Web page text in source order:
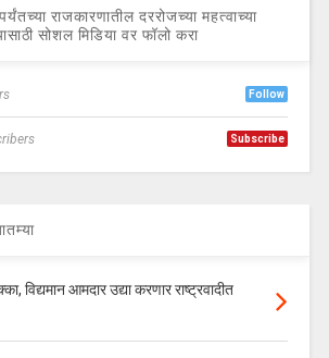
राजकारणातील दररोजच्या महत्वाच्या
सोशल मिडिया वर फॉलो करा
Follow
Subscribe
विद्यमान आमदार उद्या करणार राष्ट्रवादीत